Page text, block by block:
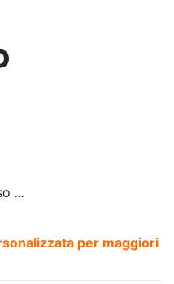
...
per maggiori